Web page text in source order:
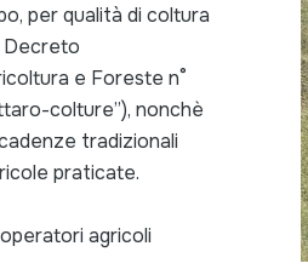
per qualità di coltura
Decreto
e Foreste n°
colture”), nonchè
tradizionali
praticate.
agricoli